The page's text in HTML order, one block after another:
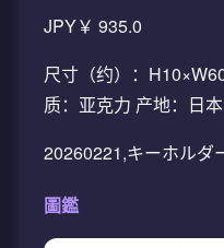
JPY￥ 935.0
尺寸（约）：
质：亚克力 产地：日本
20260221,キーホルダ
圖鑑